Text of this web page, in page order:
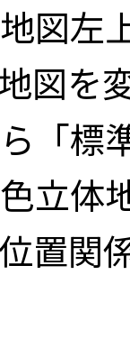
図左
図を
ら「
立体
置関